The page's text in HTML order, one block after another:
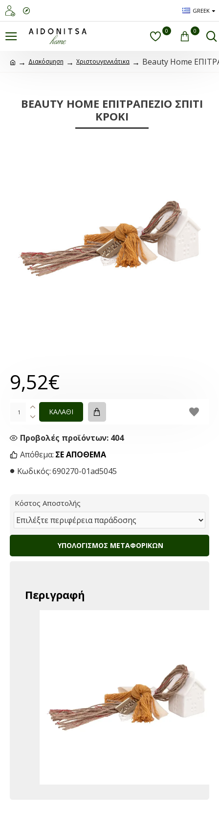
GREEK
0 0
Διακόσμηση Χριστουγεννιάτικα Beauty Home
BEAUTY HOME ΕΠΙΤΡΑΠΕΖΙΟ ΣΠΙΤΙ
ΚΡΟΚΙ
Απόθεμα: ΣΕ ΑΠΌΘΕΜΑ
Κωδικός:690270-01ad5045
Προβολές προϊόντων: 404
9,52€
ΚΑΛΑΘΙ
Κόστος Αποστολής
ΥΠΟΛΟΓΙΣΜΌΣ ΜΕΤΑΦΟΡΙΚΏΝ
Περιγραφή